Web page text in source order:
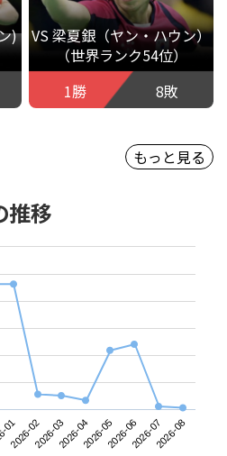
)
VS 梁夏銀（ヤン・ハウン）
（世界ランク54位）
1勝
8敗
もっと見る
推移
01
2026-022026-032026-042026-052026-062026-072026-08